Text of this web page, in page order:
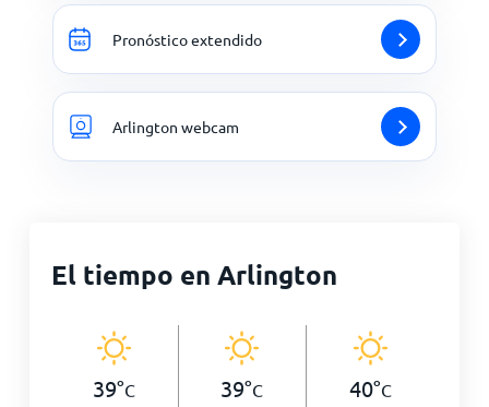
Pronóstico extendido
Arlington webcam
El tiempo en Arlington
39°C 39°C 40°C